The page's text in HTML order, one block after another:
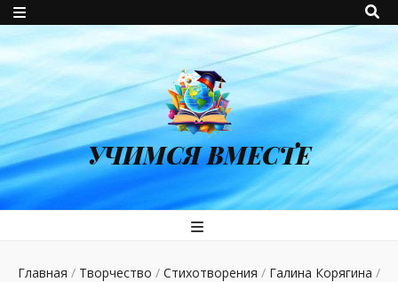
УЧИМСЯ ВМЕСТЕ
Главная / Творчество / Стихотворения / Галина Корягина /